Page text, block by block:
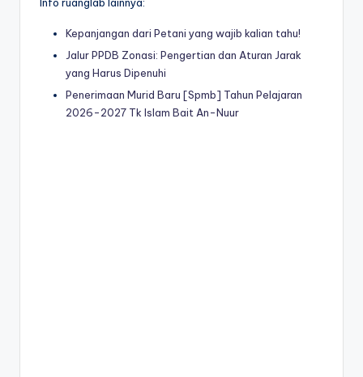
Kepanjangan dari Petani yang wajib kalian tahu!
Jalur PPDB Zonasi: Pengertian dan Aturan Jarak
yang Harus Dipenuhi
Penerimaan Murid Baru [Spmb] Tahun Pelajaran
2026-2027 Tk Islam Bait An-Nuur